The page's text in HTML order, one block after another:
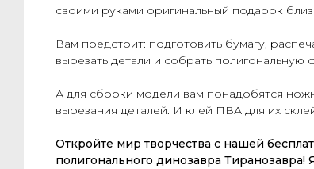
своими руками оригинальный подарок
Вам предстоит: подготовить бумагу,
вырезать детали и собрать полигональную
А для сборки модели вам понадобятся
вырезания деталей. И клей ПВА для их
Откройте мир творчества с нашей
полигонального динозавра Тиранозавра!